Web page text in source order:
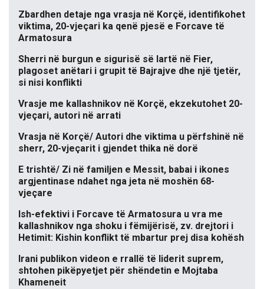
Zbardhen detaje nga vrasja në Korçë, identifikohet
viktima, 20-vjeçari ka qenë pjesë e Forcave të
Armatosura
Sherri në burgun e sigurisë së lartë në Fier,
plagoset anëtari i grupit të Bajrajve dhe një tjetër,
si nisi konflikti
Vrasje me kallashnikov në Korçë, ekzekutohet 20-
vjeçari, autori në arrati
Vrasja në Korçë/ Autori dhe viktima u përfshinë në
sherr, 20-vjeçarit i gjendet thika në dorë
E trishtë/ Zi në familjen e Messit, babai i ikones
argjentinase ndahet nga jeta në moshën 68-
vjeçare
Ish-efektivi i Forcave të Armatosura u vra me
kallashnikov nga shoku i fëmijërisë, zv. drejtori i
Hetimit: Kishin konflikt të mbartur prej disa kohësh
Irani publikon videon e rrallë të liderit suprem,
shtohen pikëpyetjet për shëndetin e Mojtaba
Khameneit